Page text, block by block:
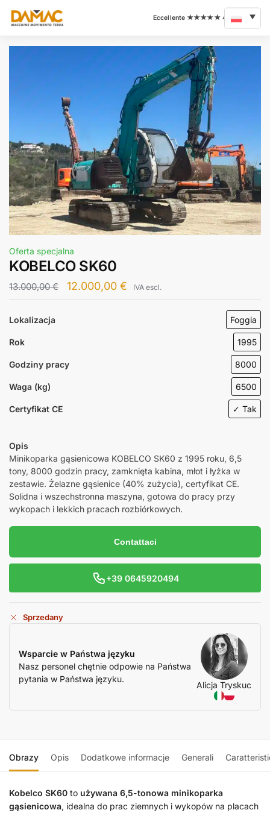
Oferta specjalna
KOBELCO SK60
13.000,00€ 12.000,00 € IVA escl.
Lokalizacja Foggia
Rok 1995
Godziny pracy 8000
Waga (kg) 6500
Certyfikat CE ✓ Tak
Opis
Minikoparka gąsienicowa KOBELCO SK60 z 1995 roku, 6,5
tony, 8000 godzin pracy, zamknięta kabina, młot i łyżka w
zestawie. Żelazne gąsienice (40% zużycia), certyfikat CE.
Solidna i wszechstronna maszyna, gotowa do pracy przy
wykopach i lekkich pracach rozbiórkowych.
Contattaci
+39 0645920494
Sprzedany
Wsparcie w Państwa języku
Nasz personel chętnie odpowie na Państwa
pytania w Państwa języku.
Alicja Tryskuc
Obrazy Opis Dodatkowe informacje Generali
Kobelco SK60 to używana 6,5-tonowa minikoparka
gąsienicowa, idealna do prac ziemnych i wykopów na placach